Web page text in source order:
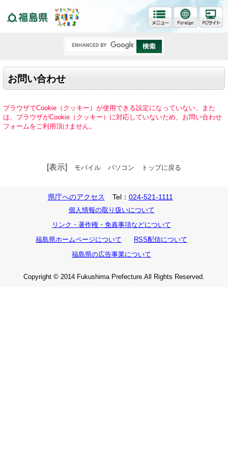
お問い合わせ
ブラウザでCookie（クッキー）が使用できる設定になっていない、また
は、ブラウザがCookie（クッキー）に対応していないため、お問い合わせ
フォームをご利用頂けません。
[表示] モバイル パソコン トップに戻る
県庁へのアクセス Tel： 024-521-1111
個人情報の取り扱いについて
リンク・著作権・免責事項などについて
福島県ホームページについて
RSS配信について
福島県の広告事業について
Copyright © 2014 Fukushima Prefecture.All Rights Reserved.